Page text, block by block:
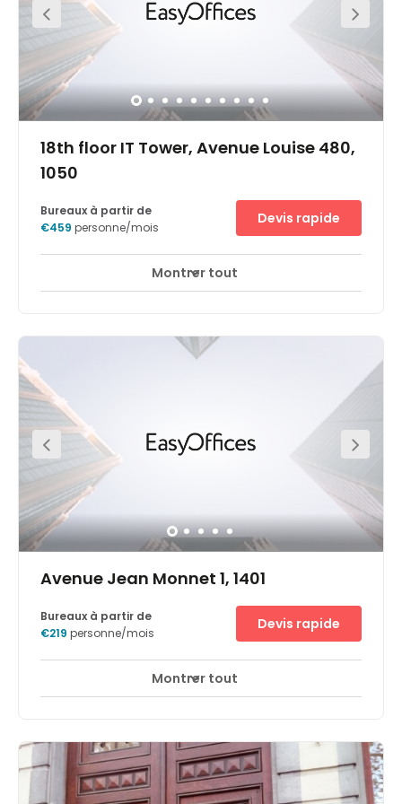
found within walking distance of the business centre.
18th floor IT Tower, Avenue Louise 480,
1050
Salon d'affaires
bâtiments de la capitale belge. Il se situe dans un
quartier prestigieux qui attire de nombreuses entreprises
professionnels. Le reste de la ville n'est qu'à quelques
minutes en voiture ou par tramway.La IT Tower se situe
sur l'Avenue Louise, l'une des rues les plus huppées de la
capitale belge. Vous pourrez ainsi faire une pause, aller
prendre un café ou flâner dans le magnifique Jardin du
roi, en sortant du centre.- Stationnement pratique pour
vous et vos clients- Services de messagerie vocale pour
ne plus jamais manquer un seul appel- Tour
emblématique qui domine le paysage- Magnifiques
vues sur Bruxelles et l'Abbaye de Cambre- Salon
d'affaires pour travailler en déplacement- Salles de
Bureaux à partir de
€459 personne/mois
Devis rapide
Montrer tout
Avenue Jean Monnet 1, 1401
Bureaux à partir de
€219 personne/mois
Devis rapide
Montrer tout